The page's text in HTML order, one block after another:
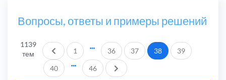
Вопросы, ответы и примеры решений
1139
тем
Пред.
1 36 37 38 39
40 46 След.